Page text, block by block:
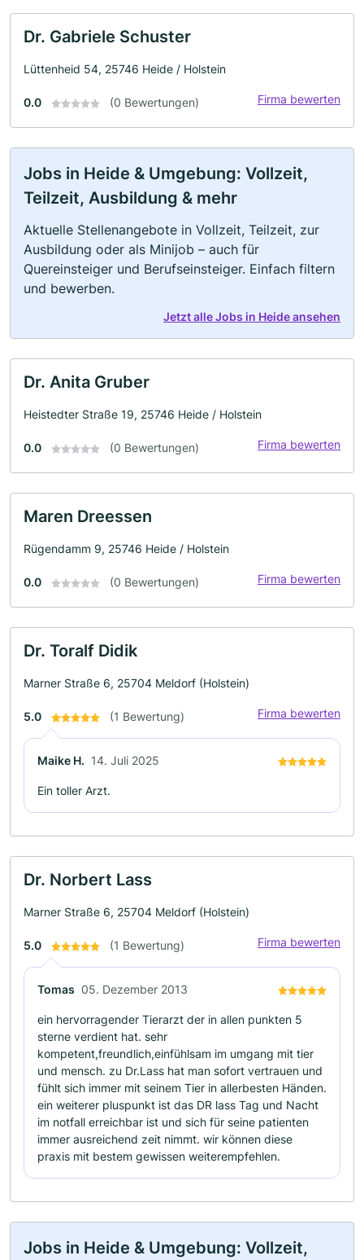
Dr. Gabriele Schuster
Lüttenheid 54, 25746 Heide / Holstein
0.0 (0 Bewertungen) Firma bewerten
Jobs in Heide & Umgebung: Vollzeit,
Teilzeit, Ausbildung & mehr
Aktuelle Stellenangebote in Vollzeit, Teilzeit, zur
Ausbildung oder als Minijob – auch für
Quereinsteiger und Berufseinsteiger. Einfach filtern
und bewerben.
Jetzt alle Jobs in Heide ansehen
Dr. Anita Gruber
Heistedter Straße 19, 25746 Heide / Holstein
0.0 (0 Bewertungen) Firma bewerten
Maren Dreessen
Rügendamm 9, 25746 Heide / Holstein
0.0 (0 Bewertungen) Firma bewerten
Dr. Toralf Didik
Marner Straße 6, 25704 Meldorf (Holstein)
5.0 (1 Bewertung) Firma bewerten
Maike H. 14. Juli 2025
Ein toller Arzt.
Dr. Norbert Lass
Marner Straße 6, 25704 Meldorf (Holstein)
5.0 (1 Bewertung) Firma bewerten
Tomas 05. Dezember 2013
ein hervorragender Tierarzt der in allen punkten 5
sterne verdient hat. sehr
kompetent,freundlich,einfühlsam im umgang mit tier
und mensch. zu Dr.Lass hat man sofort vertrauen und
fühlt sich immer mit seinem Tier in allerbesten Händen.
ein weiterer pluspunkt ist das DR lass Tag und Nacht
im notfall erreichbar ist und sich für seine patienten
immer ausreichend zeit nimmt. wir können diese
praxis mit bestem gewissen weiterempfehlen.
Jobs in Heide & Umgebung: Vollzeit,